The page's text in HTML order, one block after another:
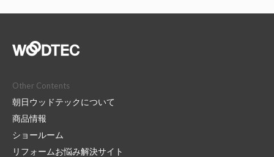
Other Contents
朝日ウッドテックについて
商品情報
ショールーム
リフォームお悩み解決サイト